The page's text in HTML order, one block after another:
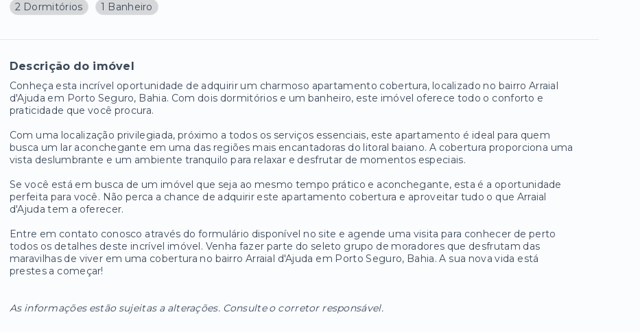
2 Dormitórios 1 Banheiro
Descrição do imóvel
Conheça esta incrível oportunidade de adquirir um charmoso apartamento cobertura, localizado no bairro Arraial
d'Ajuda em Porto Seguro, Bahia. Com dois dormitórios e um banheiro, este imóvel oferece todo o conforto e
praticidade que você procura.
Com uma localização privilegiada, próximo a todos os serviços essenciais, este apartamento é ideal para quem
busca um lar aconchegante em uma das regiões mais encantadoras do litoral baiano. A cobertura proporciona uma
vista deslumbrante e um ambiente tranquilo para relaxar e desfrutar de momentos especiais.
Se você está em busca de um imóvel que seja ao mesmo tempo prático e aconchegante, esta é a oportunidade
perfeita para você. Não perca a chance de adquirir este apartamento cobertura e aproveitar tudo o que Arraial
d'Ajuda tem a oferecer.
Entre em contato conosco através do formulário disponível no site e agende uma visita para conhecer de perto
todos os detalhes deste incrível imóvel. Venha fazer parte do seleto grupo de moradores que desfrutam das
maravilhas de viver em uma cobertura no bairro Arraial d'Ajuda em Porto Seguro, Bahia. A sua nova vida está
prestes a começar!
As informações estão sujeitas a alterações. Consulte o corretor responsável.